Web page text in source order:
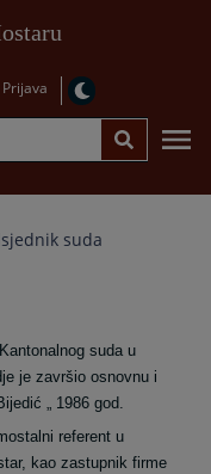
Prijava
suda
suda u
je završio osnovnu i
„ 1986 god.
referent u
kao zastupnik firme